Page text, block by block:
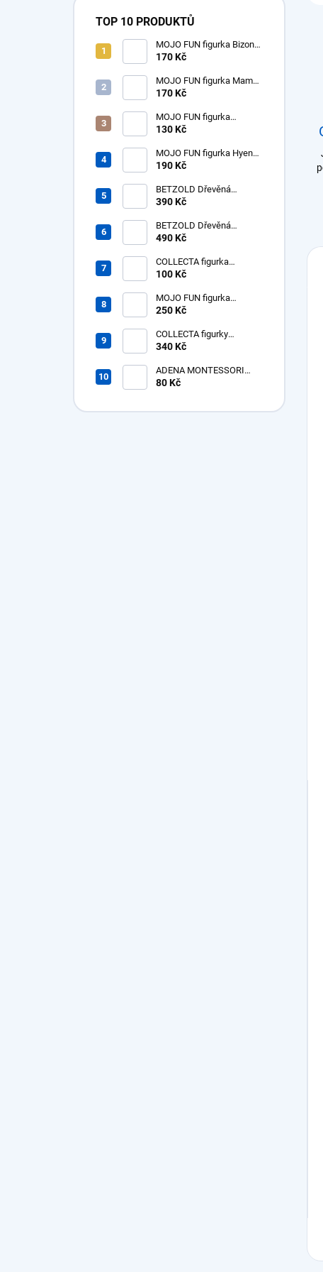
TOP 10 PRODUKTŮ
MOJO FUN figurka Bizon
americký samice
170 Kč
MOJO FUN figurka Mamut
mládě
170 Kč
MOJO FUN figurka
dinosaurus Tyrannosaurus
130 Kč
MOJO FUN figurka Hyena
prehistorická - Hyaenodon
190 Kč
BETZOLD Dřevěná
desítková soustava - tisíc -
390 Kč
BETZOLD Dřevěná
desítková soustava -
490 Kč
COLLECTA figurka
dinosaurus Tyrannosaurus
100 Kč
MOJO FUN figurka
Nosorožec prehistorický
250 Kč
COLLECTA figurky
Prehistorická zvířata v
340 Kč
ADENA MONTESSORI
Bavlněná žínka bez poutka
80 Kč